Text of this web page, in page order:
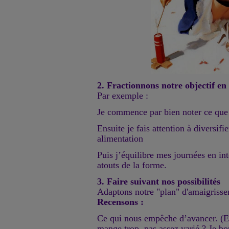
2. Fractionnons notre objectif en
Par exemple :
Je commence par bien noter ce
Ensuite je fais attention à
alimentation
Puis j’équilibre mes journées en
atouts de la forme.
3. Faire suivant nos possibilités
Adaptons notre "plan"
Recensons :
Ce qui nous empêche d’avancer.